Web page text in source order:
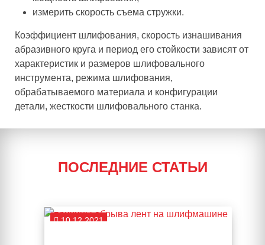
измерить скорость съема стружки.
Коэффициент шлифования, скорость изнашивания
абразивного круга и период его стойкости зависят от
характеристик и размеров шлифовального
инструмента, режима шлифования,
обрабатываемого материала и конфигурации
детали, жесткости шлифовального станка.
ПОСЛЕДНИЕ СТАТЬИ
10.12.2021